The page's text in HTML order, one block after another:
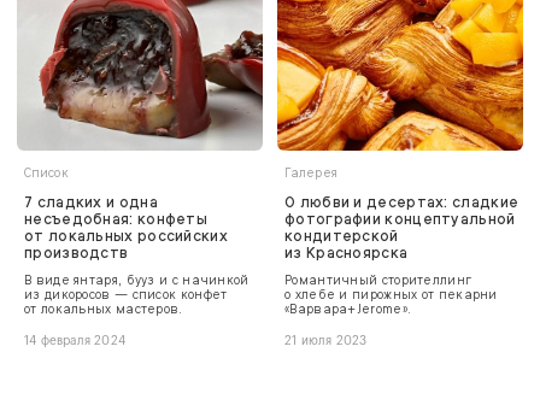
Список
7 сладких и одна
несъедобная: конфеты
от локальных российских
производств
В виде янтаря, бууз и с начинкой
из дикоросов — список конфет
от локальных мастеров.
14 февраля 2024
Галерея
О любви и десертах: сладкие
фотографии концептуальной
кондитерской
из Красноярска
Романтичный сторителлинг
о хлебе и пирожных от пекарни
«Варвара+Jerome».
21 июля 2023